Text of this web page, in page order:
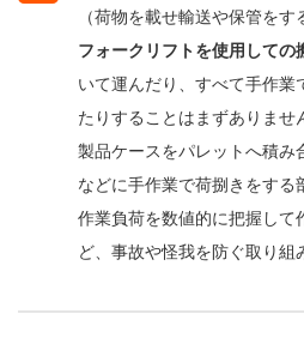
（荷物を載せ輸送や保管をす
フォークリフトを使用しての
いて運んだり、すべて手作業
たりすることはまずありませ
製品ケースをパレットへ積み
などに手作業で荷捌きをする
作業負荷を数値的に把握して
ど、事故や怪我を防ぐ取り組